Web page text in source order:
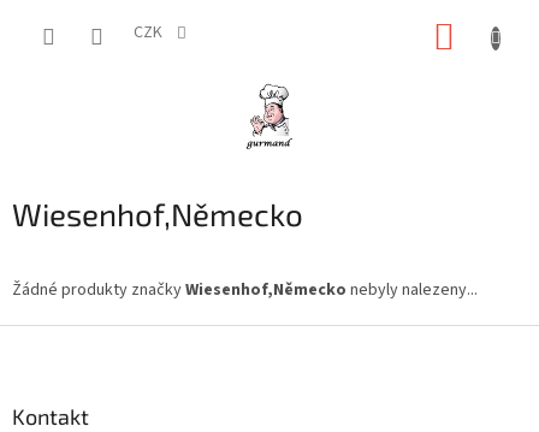
CZK
Wiesenhof,Německo
Žádné produkty značkyWiesenhof,Německo nebyly nalezeny...
Kontakt